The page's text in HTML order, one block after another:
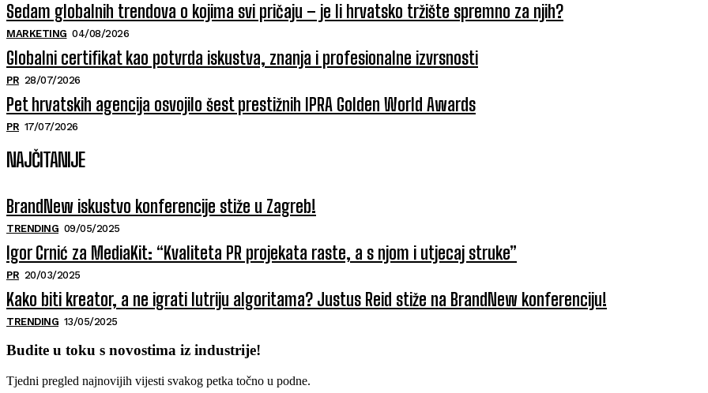
Sedam globalnih trendova o kojima svi pričaju – je li hrvatsko tržište spremno za njih?
MARKETING 04/08/2026
Globalni certifikat kao potvrda iskustva, znanja i profesionalne izvrsnosti
PR 28/07/2026
Pet hrvatskih agencija osvojilo šest prestižnih IPRA Golden World Awards
PR 17/07/2026
NAJČITANIJE
BrandNew iskustvo konferencije stiže u Zagreb!
TRENDING 09/05/2025
Igor Crnić za MediaKit: “Kvaliteta PR projekata raste, a s njom i utjecaj struke”
PR 20/03/2025
Kako biti kreator, a ne igrati lutriju algoritama? Justus Reid stiže na BrandNew konferenciju!
TRENDING 13/05/2025
Budite u toku s novostima iz industrije!
Tjedni pregled najnovijih vijesti svakog petka točno u podne.